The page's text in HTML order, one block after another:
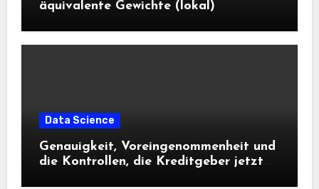
äquivalente Gewichte (lokal)
Data Science
Genauigkeit, Voreingenommenheit und
die Kontrollen, die Kreditgeber jetzt